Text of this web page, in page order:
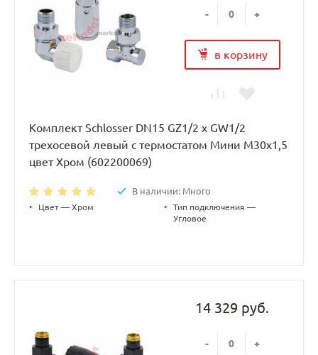
- +
в корзину
Комплект Schlosser DN15 GZ1/2 x GW1/2
трехосевой левый с термостатом Мини M30x1,5
цвет Хром (602200069)
В наличии: Много
• Цвет — Хром •
Тип подключения —
Угловое
14 329 руб.
- +